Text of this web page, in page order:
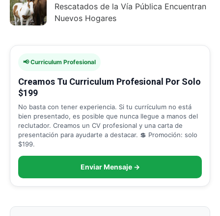
Rescatados de la Vía Pública Encuentran
Nuevos Hogares
📢 Curriculum Profesional
Creamos Tu Curriculum Profesional Por Solo
$199
No basta con tener experiencia. Si tu currículum no está
bien presentado, es posible que nunca llegue a manos del
reclutador. Creamos un CV profesional y una carta de
presentación para ayudarte a destacar. 💲 Promoción: solo
$199.
Enviar Mensaje →